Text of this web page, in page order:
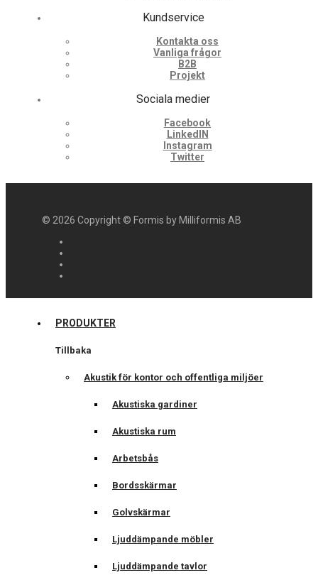
Kundservice
Kontakta oss
Vanliga frågor
B2B
Projekt
Sociala medier
Facebook
LinkedIN
Instagram
Twitter
© 2026 Copyright © Formis by Milliformis AB
PRODUKTER
Tillbaka
Akustik för kontor och offentliga miljöer
Akustiska gardiner
Akustiska rum
Arbetsbås
Bordsskärmar
Golvskärmar
Ljuddämpande möbler
Ljuddämpande tavlor